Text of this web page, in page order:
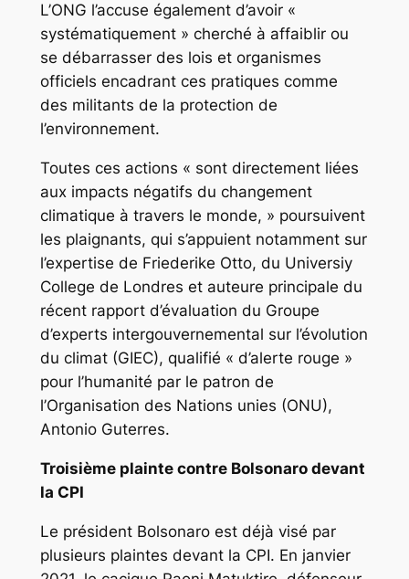
L’ONG l’accuse également d’avoir «
systématiquement » cherché à affaiblir ou
se débarrasser des lois et organismes
officiels encadrant ces pratiques comme
des militants de la protection de
l’environnement.
Toutes ces actions « sont directement liées
aux impacts négatifs du changement
climatique à travers le monde, » poursuivent
les plaignants, qui s’appuient notamment sur
l’expertise de Friederike Otto, du Universiy
College de Londres et auteure principale du
récent rapport d’évaluation du Groupe
d’experts intergouvernemental sur l’évolution
du climat (GIEC), qualifié « d’alerte rouge »
pour l’humanité par le patron de
l’Organisation des Nations unies (ONU),
Antonio Guterres.
Troisième plainte contre Bolsonaro devant
la CPI
Le président Bolsonaro est déjà visé par
plusieurs plaintes devant la CPI. En janvier